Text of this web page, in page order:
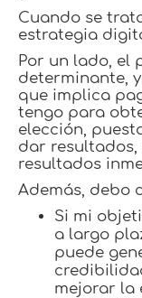
Cuando se
estrategia
Por un lado, el
determinante,
que implica
tengo para
elección,
dar
resultados
Además, debo
Si mi
a largo
puede
mejorar la